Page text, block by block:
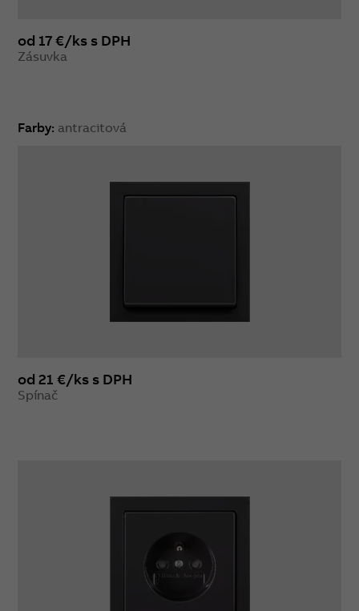
od 17 €/ks s DPH
Zásuvka
Farby: antracitová
od 21 €/ks s DPH
Spínač